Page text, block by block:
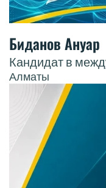
Биданов Ануар
Кандидат в
Алматы